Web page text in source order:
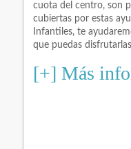
cuota del centro, son
cubiertas por estas
Infantiles, te
que puedas
[+] Más